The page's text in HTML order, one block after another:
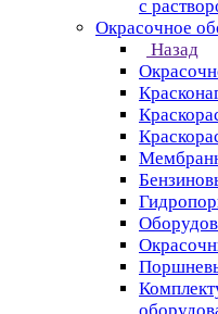
с
Окрасочное
Назад